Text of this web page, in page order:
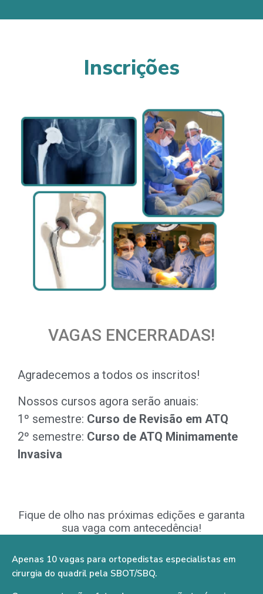
Inscrições
VAGAS ENCERRADAS!
Agradecemos a todos os inscritos!
Nossos cursos agora serão anuais:
1º semestre: Curso de Revisão em ATQ
2º semestre: Curso de ATQ Minimamente
Invasiva
Fique de olho nas próximas edições e garanta
sua vaga com antecedência!
Apenas 10 vagas para ortopedistas especialistas em
cirurgia do quadril pela SBOT/SBQ.